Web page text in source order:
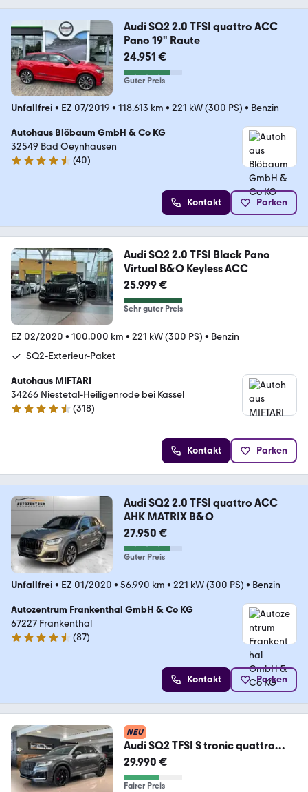
Audi SQ2 2.0 TFSI quattro ACC
Pano 19" Raute
24.951 €
Guter Preis
Unfallfrei • EZ 07/2019 • 118.613 km • 221 kW (300 PS) • Benzin
Autohaus Blöbaum GmbH & Co KG
32549 Bad Oeynhausen
4.5 Sterne
(40)
Kontakt Parken
Audi SQ2 2.0 TFSI Black Pano
Virtual B&O Keyless ACC
25.999 €
Sehr guter Preis
EZ 02/2020 • 100.000 km • 221 kW (300 PS) • Benzin
SQ2-Exterieur-Paket
Autohaus MIFTARI
34266 Niestetal-Heiligenrode bei Kassel
4.7 Sterne
(318)
Kontakt Parken
Audi SQ2 2.0 TFSI quattro ACC
AHK MATRIX B&O
27.950 €
Guter Preis
Unfallfrei • EZ 01/2020 • 56.990 km • 221 kW (300 PS) • Benzin
Autozentrum Frankenthal GmbH & Co KG
67227 Frankenthal
4.5 Sterne
(87)
Kontakt Parken
NEU
Audi SQ2 TFSI S tronic quattro
sport 1.HAND AHK LED
29.990 €
Fairer Preis